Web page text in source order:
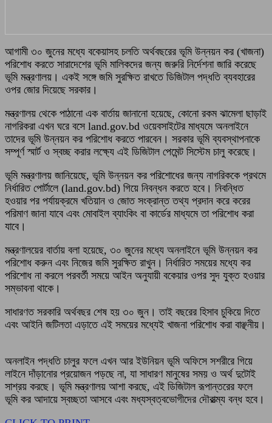
আগামী ৩০ জুনের মধ্যে বকেয়াসহ চলতি অর্থবছরের ভূমি উন্নয়ন কর (খাজনা)
পরিশোধ করতে সারাদেশের ভূমি মালিকদের জন্য জরুরি নির্দেশনা জারি করেছে
ভূমি মন্ত্রণালয়। একই সঙ্গে জমি সুরক্ষিত রাখতে ডিজিটাল পদ্ধতি ব্যবহারের
ওপর জোর দিয়েছে সরকার।
মন্ত্রণালয় থেকে পাঠানো এক বার্তায় জানানো হয়েছে, কোনো রকম ঝামেলা ছাড়াই
নাগরিকরা এখন ঘরে বসে land.gov.bd ওয়েবসাইটের মাধ্যমে অনলাইনে
তাদের ভূমি উন্নয়ন কর পরিশোধ করতে পারবেন। সরকার ভূমি ব্যবস্থাপনাকে
সম্পূর্ণ স্মার্ট ও স্বচ্ছ করার লক্ষ্যে এই ডিজিটাল পেমেন্ট সিস্টেম চালু করেছে।
ভূমি মন্ত্রণালয় জানিয়েছে, ভূমি উন্নয়ন কর পরিশোধের জন্য নাগরিককে প্রথমে
নির্ধারিত পোর্টালে (land.gov.bd) গিয়ে নিবন্ধন করতে হবে। নিবন্ধিত
হওয়ার পর পর্যায়ক্রমে খতিয়ান ও জোত সংক্রান্ত তথ্য প্রদান করে করের
পরিমাণ জানা যাবে এবং মোবাইল ব্যাংকিং বা কার্ডের মাধ্যমে তা পরিশোধ করা
যাবে।
মন্ত্রণালয়ের বার্তায় বলা হয়েছে, ৩০ জুনের মধ্যে অনলাইনে ভূমি উন্নয়ন কর
পরিশোধ করুন এবং নিজের জমি সুরক্ষিত রাখুন। নির্ধারিত সময়ের মধ্যে কর
পরিশোধ না করলে পরবর্তী সময়ে আইন অনুযায়ী বকেয়ার ওপর সুদ যুক্ত হওয়ার
সম্ভাবনা থাকে।
সাধারণত সরকারি অর্থবছর শেষ হয় ৩০ জুন। তাই বছরের হিসাব চুকিয়ে দিতে
এবং আইনি জটিলতা এড়াতে এই সময়ের মধ্যেই খাজনা পরিশোধ করা বাঞ্ছনীয়।
অনলাইন পদ্ধতি চালুর ফলে এখন আর ইউনিয়ন ভূমি অফিসে সশরীরে গিয়ে
লাইনে দাঁড়ানোর প্রয়োজন পড়ছে না, যা সাধারণ মানুষের সময় ও অর্থ দুটোই
সাশ্রয় করছে। ভূমি মন্ত্রণালয় আশা করছে, এই ডিজিটাল রূপান্তরের ফলে
ভূমি কর আদায়ে স্বচ্ছতা আসবে এবং মধ্যস্বত্বভোগীদের দৌরাত্ম্য বন্ধ হবে।